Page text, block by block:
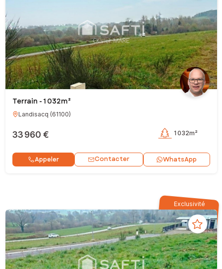
Terrain - 1 032m²
Landisacq (61100)
33 960 € 1 032m²
Appeler Contacter WhatsApp
Exclusivité